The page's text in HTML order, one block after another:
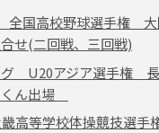
全国高校野球選手権
せ(二回戦、三回戦)
グ U20アジア選手権 長
ん出場
高等学校体操競技選手